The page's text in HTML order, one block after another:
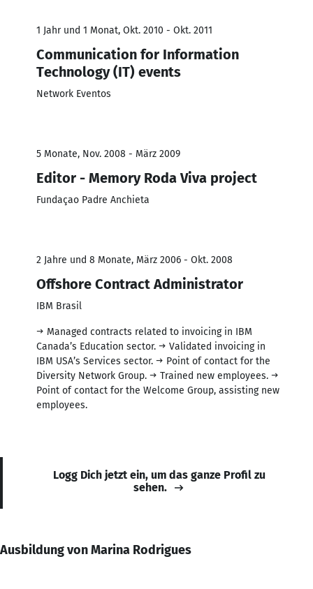
1 Jahr und 1 Monat, Okt. 2010 - Okt. 2011
Communication for Information
Technology (IT) events
Network Eventos
5 Monate, Nov. 2008 - März 2009
Editor - Memory Roda Viva project
Fundaçao Padre Anchieta
2 Jahre und 8 Monate, März 2006 - Okt. 2008
Offshore Contract Administrator
IBM Brasil
→ Managed contracts related to invoicing in IBM
Canada’s Education sector. → Validated invoicing in
IBM USA’s Services sector. → Point of contact for the
Diversity Network Group. → Trained new employees. →
Point of contact for the Welcome Group, assisting new
employees.
Logg Dich jetzt ein, um das ganze Profil zu
sehen.
Ausbildung von Marina Rodrigues